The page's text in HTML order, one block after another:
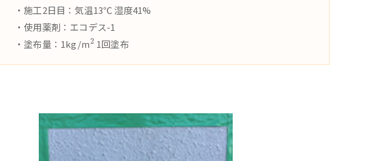
・施工2日目：気温13℃ 湿度41%
・使用薬剤：エコデス-1
・塗布量：1kg/m
2
1回塗布